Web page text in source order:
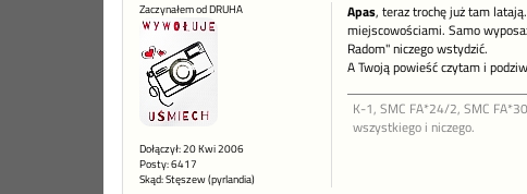
Zaczynałem od DRUHA
Dołączył: 20 Kwi 2006
Posty: 6417
Skąd: Stęszew (pyrlandia)
Apas, teraz trochę już tam
miejscowościami. Samo
Radom" niczego wstydzić.
A Twoją powieść czytam i
K-1, SMC FA*24/2, SMC
wszystkiego i niczego.